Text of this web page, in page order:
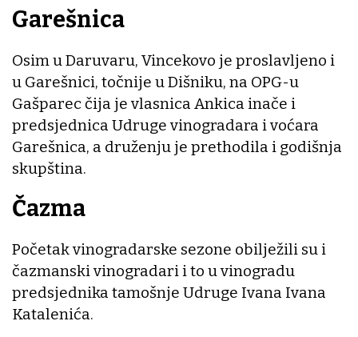
Garešnica
Osim u Daruvaru, Vincekovo je proslavljeno i
u Garešnici, točnije u Dišniku, na OPG-u
Gašparec čija je vlasnica Ankica inače i
predsjednica Udruge vinogradara i voćara
Garešnica, a druženju je prethodila i godišnja
skupština.
Čazma
Početak vinogradarske sezone obilježili su i
čazmanski vinogradari i to u vinogradu
predsjednika tamošnje Udruge Ivana Ivana
Katalenića.